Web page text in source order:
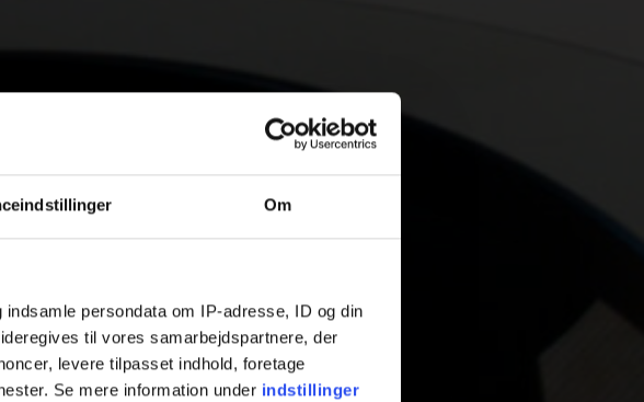
Om
persondata om IP-adresse, ID og din
til vores samarbejdspartnere, der
levere tilpasset indhold, foretage
Se mere information under indstillinger